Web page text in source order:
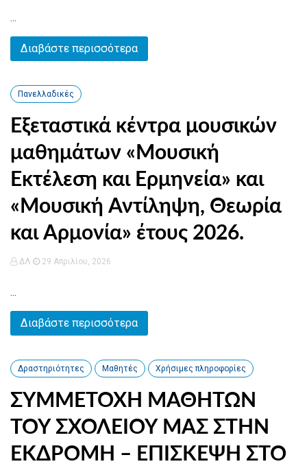
...
Διαβάστε περισσότερα
Πανελλαδικές
Εξεταστικά κέντρα μουσικών
μαθημάτων «Μουσική
Εκτέλεση και Ερμηνεία» και
«Μουσική Αντίληψη, Θεωρία
και Αρμονία» έτους 2026.
ΔΛ 29 Απριλίου, 2026
...
Διαβάστε περισσότερα
Δραστηριότητες Μαθητές Χρήσιμες πληροφορίες
ΣΥΜΜΕΤΟΧΗ ΜΑΘΗΤΩΝ
ΤΟΥ ΣΧΟΛΕΙΟΥ ΜΑΣ ΣΤΗΝ
ΕΚΔΡΟΜΗ – ΕΠΙΣΚΕΨΗ ΣΤΟ